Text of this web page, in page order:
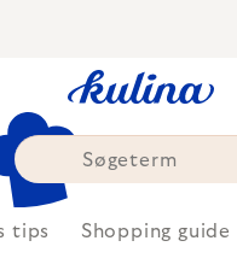
tips Shopping guide